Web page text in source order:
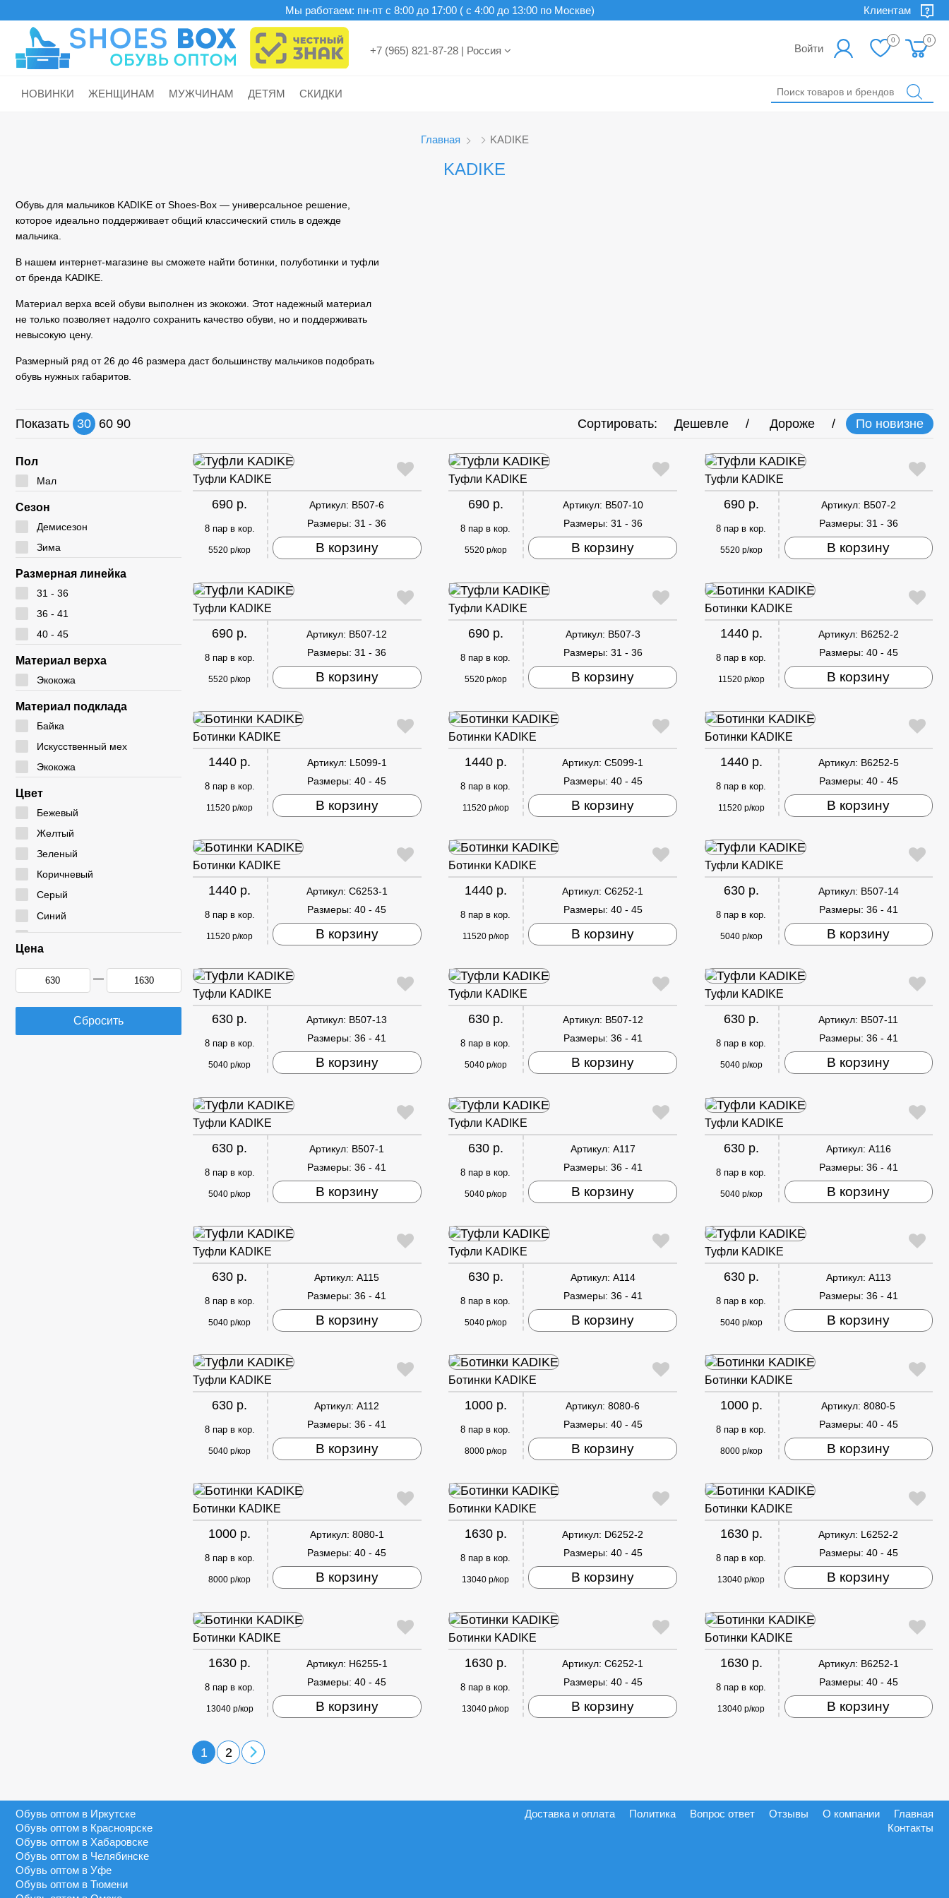
Клиентам
Мы работаем: пн-пт c 8:00 до 17:00 ( с 4:00 до 13:00 по Москве)
+7 (965) 821-87-28 | Россия Войти
0 0
НОВИНКИ ЖЕНЩИНАМ МУЖЧИНАМ ДЕТЯМ СКИДКИ
Ботинки
Кеды
Мокасины
Полуботинки
Сабо
Сандалии
Туфли
Полусапоги
Угги
Ботфорты
Кроссовки
Сандалии
Сапоги резиновые
Кеды
Сандалии
Туфли
Бутсы
Сапоги
Главная KADIKE
KADIKE
Обувь для мальчиков KADIKE от Shoes-Box — универсальное решение,
которое идеально поддерживает общий классический стиль в одежде
мальчика.
В нашем интернет-магазине вы сможете найти ботинки, полуботинки и туфли
от бренда KADIKE.
Материал верха всей обуви выполнен из экокожи. Этот надежный материал
не только позволяет надолго сохранить качество обуви, но и поддерживать
невысокую цену.
Размерный ряд от 26 до 46 размера даст большинству мальчиков подобрать
обувь нужных габаритов.
Сортировать: Дешевле Дороже По новизне
Показать 30 60 90
Пол
Мал
Сезон
Демисезон
Зима
Размерная линейка
31 - 36
36 - 41
40 - 45
Материал верха
Экокожа
Материал подклада
Байка
Искусственный мех
Экокожа
Цвет
Бежевый
Желтый
Зеленый
Коричневый
Серый
Синий
Черный
Цена
—
Сбросить
Туфли KADIKE
690 р.
8 пар в кор.
5520 р/кор
Артикул: B507-6
Размеры:31 - 36
В корзину
Туфли KADIKE
690 р.
8 пар в кор.
5520 р/кор
Артикул: B507-10
Размеры: 31 - 36
В корзину
Туфли KADIKE
690 р.
8 пар в кор.
5520 р/кор
Артикул: B507-2
Размеры: 31 - 36
В корзину
Туфли KADIKE
690 р.
8 пар в кор.
5520 р/кор
Артикул: B507-12
Размеры:31 - 36
В корзину
Туфли KADIKE
690 р.
8 пар в кор.
5520 р/кор
Артикул: B507-3
Размеры: 31 - 36
В корзину
Ботинки KADIKE
1440 р.
8 пар в кор.
11520 р/кор
Артикул: B6252-2
Размеры: 40 - 45
В корзину
Ботинки KADIKE
1440 р.
8 пар в кор.
11520 р/кор
Артикул: L5099-1
Размеры:40 - 45
В корзину
Ботинки KADIKE
1440 р.
8 пар в кор.
11520 р/кор
Артикул:C5099-1
Размеры: 40 - 45
В корзину
Ботинки KADIKE
1440 р.
8 пар в кор.
11520 р/кор
Артикул: B6252-5
Размеры: 40 - 45
В корзину
Ботинки KADIKE
1440 р.
8 пар в кор.
11520 р/кор
Артикул: C6253-1
Размеры:40 - 45
В корзину
Ботинки KADIKE
1440 р.
8 пар в кор.
11520 р/кор
Артикул:C6252-1
Размеры: 40 - 45
В корзину
Туфли KADIKE
630 р.
8 пар в кор.
5040 р/кор
Артикул: B507-14
Размеры: 36 - 41
В корзину
Туфли KADIKE
630 р.
8 пар в кор.
5040 р/кор
Артикул: B507-13
Размеры:36 - 41
В корзину
Туфли KADIKE
630 р.
8 пар в кор.
5040 р/кор
Артикул: B507-12
Размеры: 36 - 41
В корзину
Туфли KADIKE
630 р.
8 пар в кор.
5040 р/кор
Артикул: B507-11
Размеры: 36 - 41
В корзину
Туфли KADIKE
630 р.
8 пар в кор.
5040 р/кор
Артикул: B507-1
Размеры:36 - 41
В корзину
Туфли KADIKE
630 р.
8 пар в кор.
5040 р/кор
Артикул: A117
Размеры: 36 - 41
В корзину
Туфли KADIKE
630 р.
8 пар в кор.
5040 р/кор
Артикул: A116
Размеры: 36 - 41
В корзину
Туфли KADIKE
630 р.
8 пар в кор.
5040 р/кор
Артикул:A115
Размеры:36 - 41
В корзину
Туфли KADIKE
630 р.
8 пар в кор.
5040 р/кор
Артикул: A114
Размеры: 36 - 41
В корзину
Туфли KADIKE
630 р.
8 пар в кор.
5040 р/кор
Артикул: A113
Размеры: 36 - 41
В корзину
Туфли KADIKE
630 р.
8 пар в кор.
5040 р/кор
Артикул:A112
Размеры:36 - 41
В корзину
Ботинки KADIKE
1000 р.
8 пар в кор.
8000 р/кор
Артикул:8080-6
Размеры: 40 - 45
В корзину
Ботинки KADIKE
1000 р.
8 пар в кор.
8000 р/кор
Артикул:8080-5
Размеры: 40 - 45
В корзину
Ботинки KADIKE
1000 р.
8 пар в кор.
8000 р/кор
Артикул: 8080-1
Размеры:40 - 45
В корзину
Ботинки KADIKE
1630 р.
8 пар в кор.
13040 р/кор
Артикул: D6252-2
Размеры: 40 - 45
В корзину
Ботинки KADIKE
1630 р.
8 пар в кор.
13040 р/кор
Артикул: L6252-2
Размеры: 40 - 45
В корзину
Ботинки KADIKE
1630 р.
8 пар в кор.
13040 р/кор
Артикул: H6255-1
Размеры:40 - 45
В корзину
Ботинки KADIKE
1630 р.
8 пар в кор.
13040 р/кор
Артикул:C6252-1
Размеры: 40 - 45
В корзину
Ботинки KADIKE
1630 р.
8 пар в кор.
13040 р/кор
Артикул: B6252-1
Размеры: 40 - 45
В корзину
1 2
Обувь оптом в Иркутске
Обувь оптом в Красноярске
Обувь оптом в Хабаровске
Обувь оптом в Челябинске
Обувь оптом в Уфе
Обувь оптом в Тюмени
Главная
О компании
Отзывы
Вопрос ответ
Политика
Доставка и оплата
Контакты